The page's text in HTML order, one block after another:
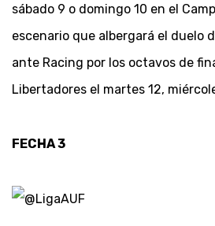
sábado 9 o domingo 10 en el
escenario que albergará el duelo
ante Racing por los octavos de
Libertadores el martes 12,
FECHA 3